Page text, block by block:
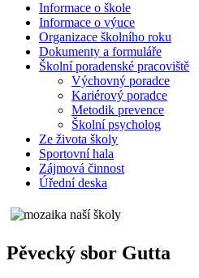
Informace o škole
Informace o výuce
Organizace školního roku
Dokumenty a formuláře
Školní poradenské pracoviště
Výchovný poradce
Kariérový poradce
Metodik prevence
Školní psycholog
Ze života školy
Sportovní hala
Zájmová činnost
Úřední deska
Pěvecký sbor Gutta